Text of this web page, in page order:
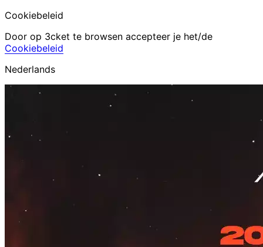
Cookiebeleid
Door op 3cket te browsen accepteer je het/de
Cookiebeleid
Nederlands